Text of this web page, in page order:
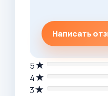
Написать
5
4
3